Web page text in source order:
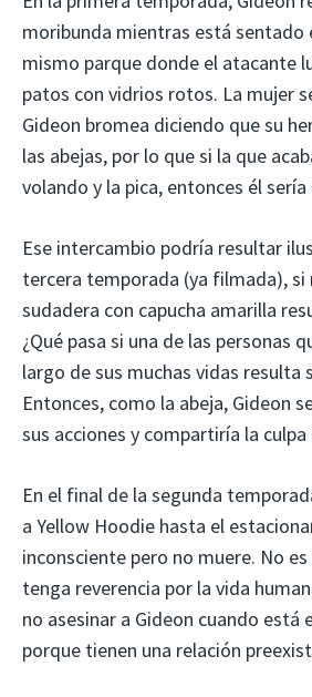
moribunda mientras está sentado
mismo parque donde el atacante
patos con vidrios rotos. La mujer
Gideon bromea diciendo que su
las abejas, por lo que si la que
volando y la pica, entonces él sería
Ese intercambio podría resultar
tercera temporada (ya filmada),
sudadera con capucha amarilla
¿Qué pasa si una de las personas
largo de sus muchas vidas resulta
Entonces, como la abeja, Gideon
sus acciones y compartiría la culpa
En el final de la segunda
a Yellow Hoodie hasta el
inconsciente pero no muere. No
tenga reverencia por la vida
no asesinar a Gideon cuando está
porque tienen una relación